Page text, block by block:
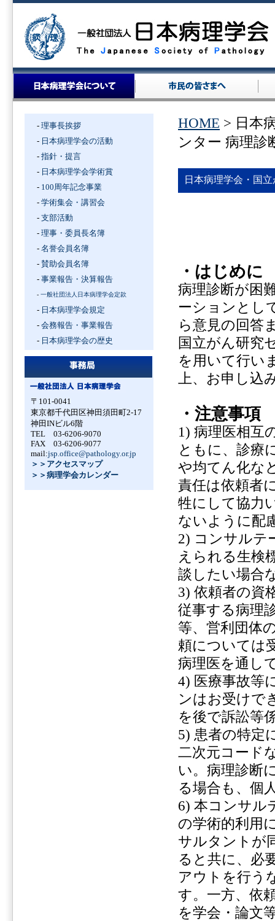
- 理事長挨拶
- 日本病理学会の活動
- 指針・提言
- 日本病理学会学術賞
- 100周年記念事業
- 学術集会・講習会
- 支部活動
- 理事・委員長名簿
- 名誉会員名簿
- 賛助会員名簿
- 事業報告・決算報告
- 一般社団法人日本病理学会定款
- 日本病理学会規定
- 会務報告・事業報告
- 日本病理学会の歴史
〒101-0041
東京都千代田区神田須田町2-17
神田INビル6階
TEL 03-6206-9070
FAX 03-6206-9077
mail:jsp.office@pathology.or.jp
＞＞アクセスマップ
＞＞病理学会カレンダー
HOME > 日本
ンター 病理診
日本病理学会・国
・はじめに
病理診断が困
ーションとし
ら意見の回答
国立がん研究
を用いて行い
上、お申し込
・注意事項
1) 病理医相互
ともに、診療
や均てん化な
責任は依頼者
牲にして協力
ないように配
2) コンサルテ
えられる生検
談したい場合
3) 依頼者の資
従事する病理
等、営利団体
頼については
病理医を通し
4) 医療事故等
ンはお受けで
を後で訴訟等
5) 患者の特定
二次元コード
い。病理診断
る場合も、個
6) 本コンサル
の学術的利用
サルタントが
ると共に、必
アウトを行う
す。一方、依
を学会・論文